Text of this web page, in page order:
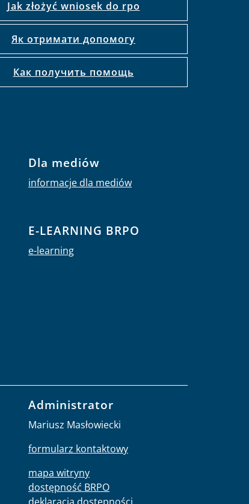
Jak złożyć wniosek do rpo
Як отримати допомогу
Как получить помощь
Dla mediów
informacje dla mediów
E-LEARNING BRPO
e-learning
Administrator
Mariusz Masłowiecki
formularz kontaktowy
mapa witryny
dostępność BRPO